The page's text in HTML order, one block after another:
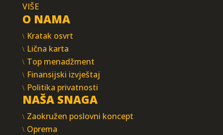
VIŠE
O NAMA
Kratak osvrt
Lična karta
Top menadžment
Finansijski izvještaj
Politika privatnosti
NAŠA SNAGA
Zaokružen poslovni koncept
Oprema